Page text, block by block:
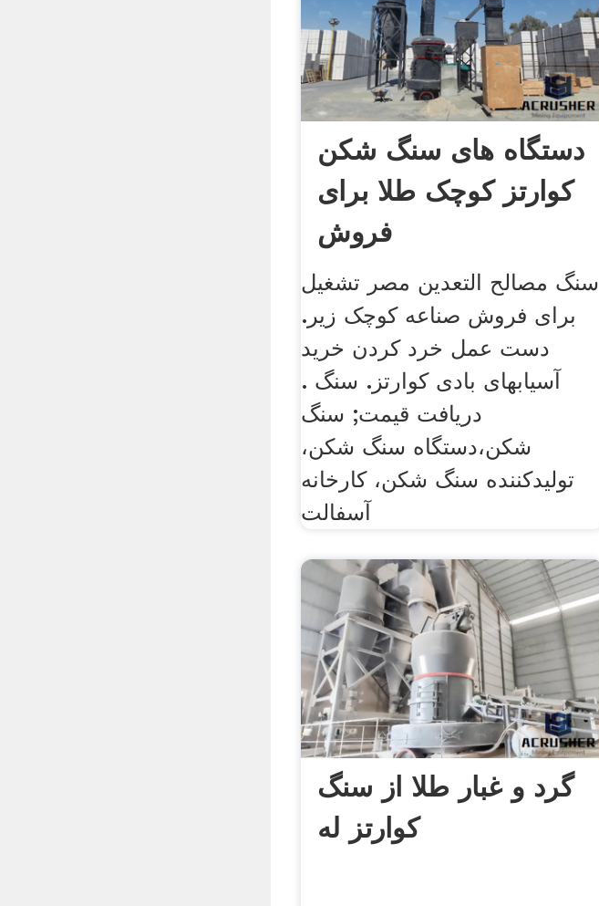
دستگاه های سنگ شکن
کوارتز کوچک طلا برای
فروش
سنگ مصالح التعدين مصر تشغيل
برای فروش صناعه کوچک زیر.
دست عمل خرد کردن خرید
آسیابهای بادی کوارتز. سنگ .
دریافت قیمت; سنگ
شکن،دستگاه سنگ شکن،
تولیدکننده سنگ شکن، کارخانه
آسفالت
گرد و غبار طلا از سنگ
کوارتز له